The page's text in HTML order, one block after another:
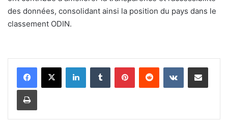
des données, consolidant ainsi la position du pays dans le
classement ODIN.